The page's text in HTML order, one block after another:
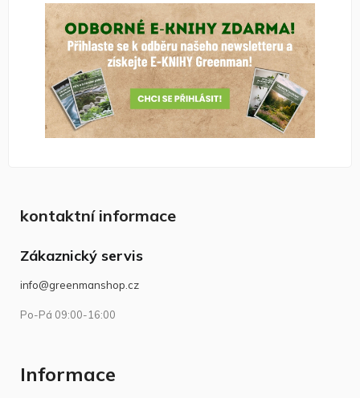
kontaktní informace
Zákaznický servis
info@greenmanshop.cz
Po-Pá 09:00-16:00
Informace